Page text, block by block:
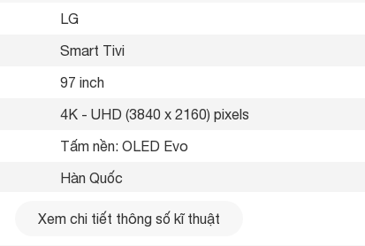
LG
Smart Tivi
97 inch
4K - UHD (3840 x 2160) pixels
Tấm nền: OLED Evo
Hàn Quốc
2025
Xem chi tiết thông số kĩ thuật